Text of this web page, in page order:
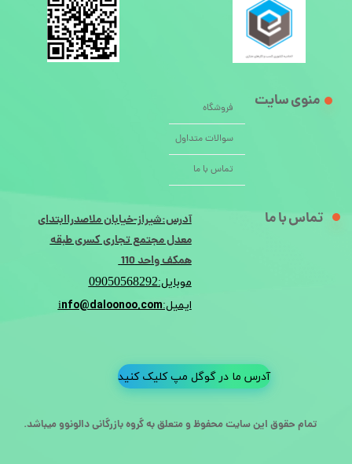
تمام حقوق این سایت محفوظ و متعلق به گروه بازرگانی دالونوو میباشد.
فروشگاه
سوالات متداول
تماس با ما
منوی سایت
تماس با ما
آدرس:شیراز-خیابان ملاصدراابتدای
معدل مجتمع تجاری کسری طبقه
همکف واحد 110
موبایل:09050568292
ایمیل:info@daloonoo.com
آدرس ما در گوگل مپ کلیک کنید